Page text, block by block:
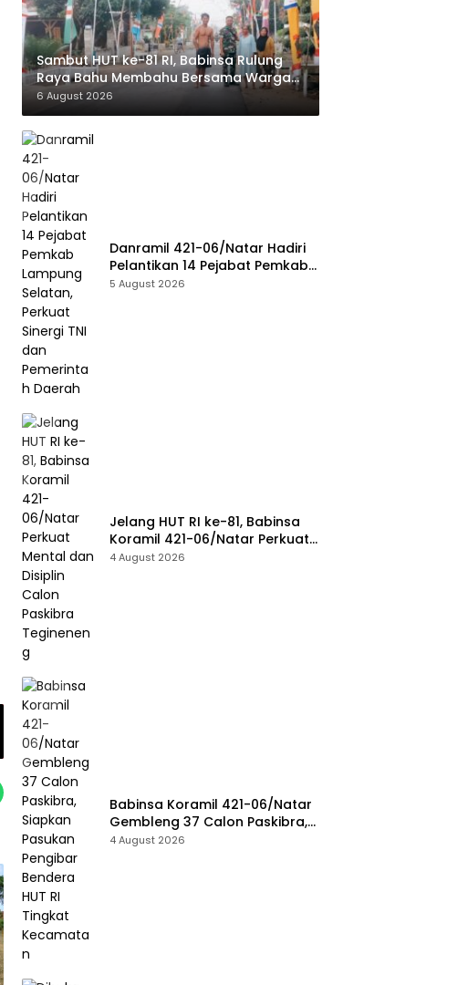
Sambut HUT ke-81 RI, Babinsa Rulung
Raya Bahu Membahu Bersama Warga
Hiasi Jalan Desa
6 August 2026
Danramil 421-06/Natar Hadiri
Pelantikan 14 Pejabat Pemkab
Lampung Selatan, Perkuat
5 August 2026
Jelang HUT RI ke-81, Babinsa
Koramil 421-06/Natar Perkuat
Mental dan Disiplin Calon
4 August 2026
Babinsa Koramil 421-06/Natar
Gembleng 37 Calon Paskibra,
Siapkan Pasukan Pengibar
4 August 2026